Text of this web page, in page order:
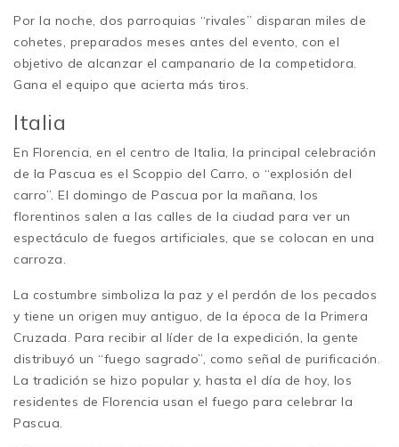
Por la noche, dos parroquias “rivales” disparan miles de
cohetes, preparados meses antes del evento, con el
objetivo de alcanzar el campanario de la competidora.
Gana el equipo que acierta más tiros.
Italia
En Florencia, en el centro de Italia, la principal celebración
de la Pascua es el Scoppio del Carro, o “explosión del
carro”. El domingo de Pascua por la mañana, los
florentinos salen a las calles de la ciudad para ver un
espectáculo de fuegos artificiales, que se colocan en una
carroza.
La costumbre simboliza la paz y el perdón de los pecados
y tiene un origen muy antiguo, de la época de la Primera
Cruzada. Para recibir al líder de la expedición, la gente
distribuyó un “fuego sagrado”, como señal de purificación.
La tradición se hizo popular y, hasta el día de hoy, los
residentes de Florencia usan el fuego para celebrar la
Pascua.